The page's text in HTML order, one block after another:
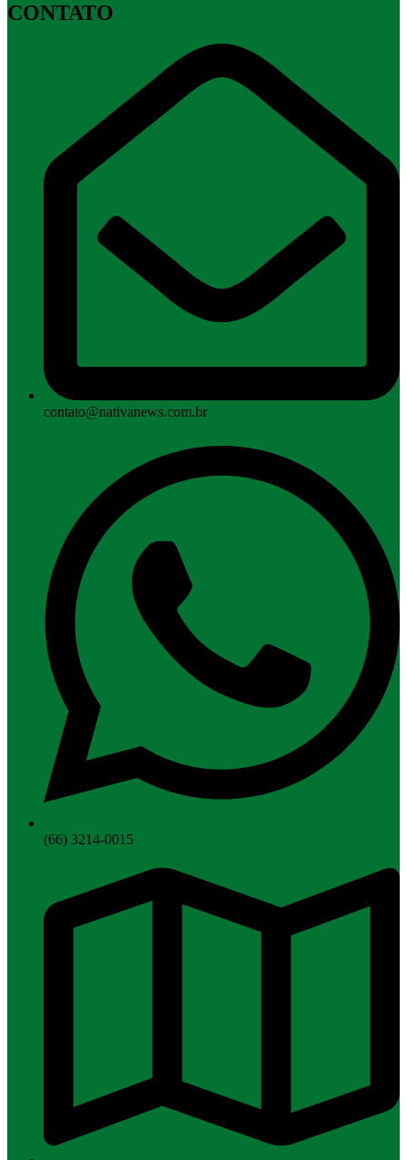
CONTATO
contato@nativanews.com.br
(66) 3214-0015